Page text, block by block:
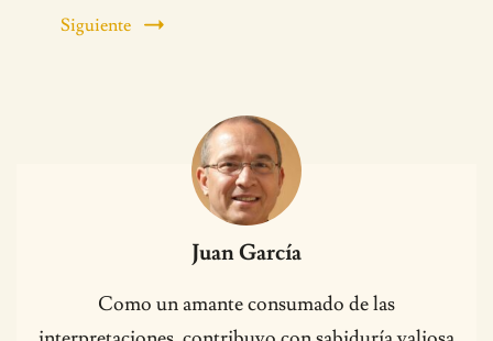
Siguiente
Juan García
Como un amante consumado de las